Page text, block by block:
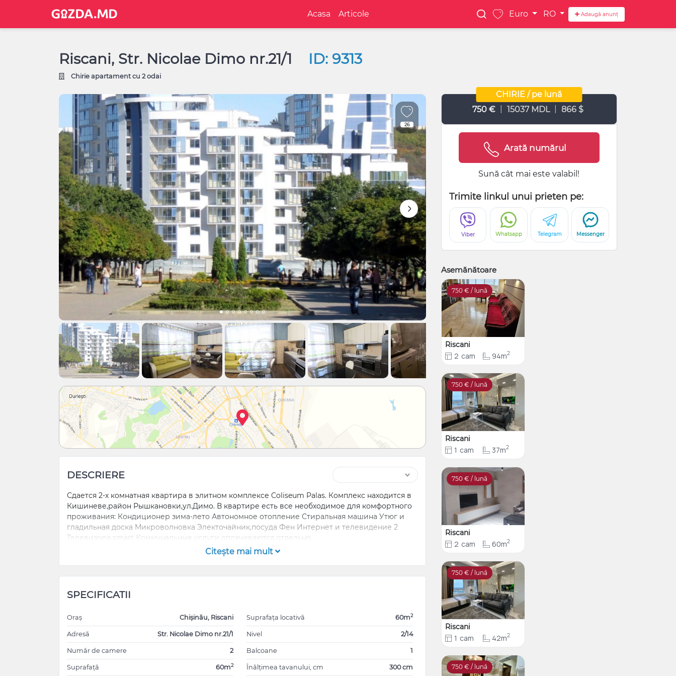
Acasa Articole Euro RO Adaugă anunț
Riscani, Str. Nicolae Dimo nr.21/1 ID: 9313
Chirie apartament cu 2 odai
26
DESCRIERE
Сдается 2-х комнатная квартира в элитном комплексе Coliseum Palas. Комплекс находится в
Кишиневе,район Рышкановки,ул.Димо. В квартире есть все необходимое для комфортного
проживания: Кондиционер зима-лето Автономное отопление Стиральная машина Утюг и
гладильная доска Микроволновка Электочайник,посуда Фен Интернет и телевидение 2
Телевизора smart Коммунальные услуги оплачиваются отдельно.
Citeşte mai mult
SPECIFICATII
Oraș Chișinău, Riscani
Adresă Str. Nicolae Dimo nr.21/1
Număr de camere 2
Suprafață 60m2
Suprafața locativă 60m2
Nivel 2/14
Balcoane 1
Înălțimea tavanului, cm 300 cm
CHIRIE / pe lună
750 €
15037 MDL 866 $
Arată numărul
Sună cât mai este valabil!
Trimite linkul unui prieten pe:
Viber Whatsapp Telegram Messenger
Asemănătoare
750 € / lună
Riscani
2 cam 94m2
750 € / lună
Riscani
1 cam 37m2
750 € / lună
Riscani
2 cam 60m2
750 € / lună
Riscani
1 cam 42m2
750 € / lună